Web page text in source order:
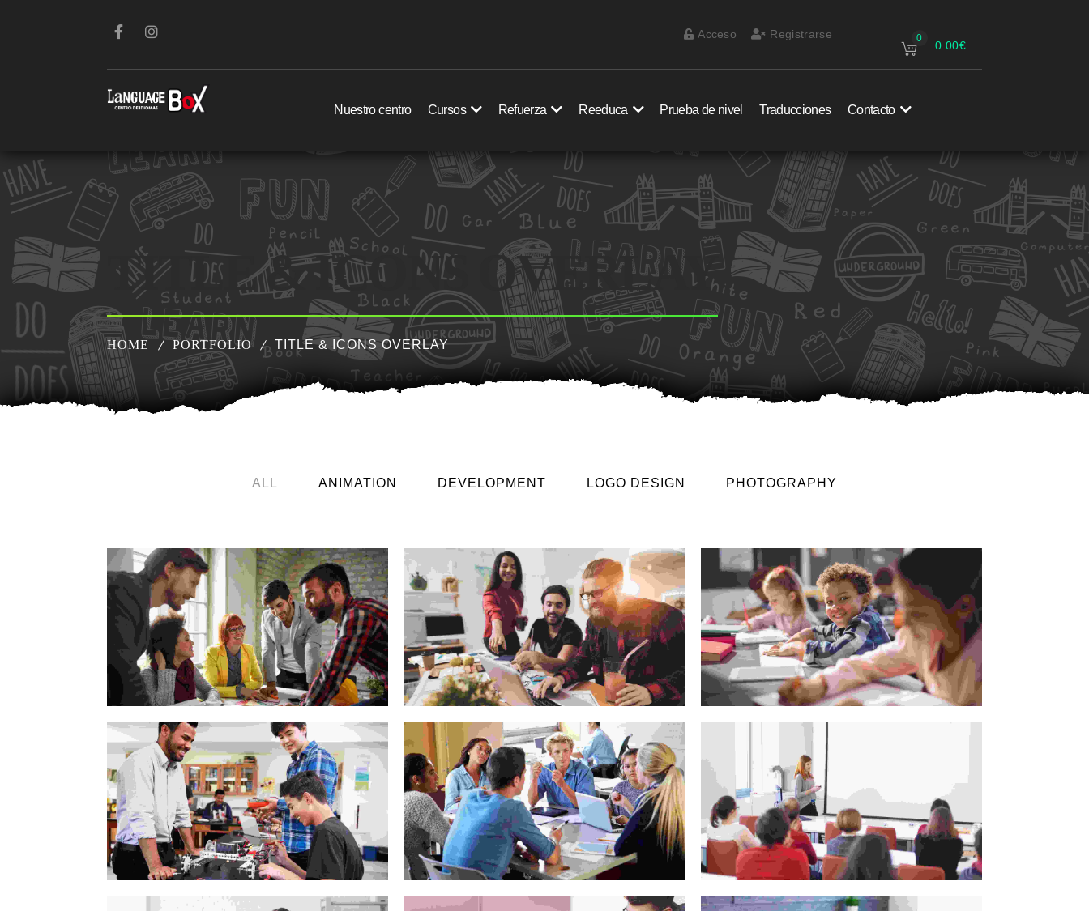
Acceso Registrarse 0
0.00€
Nuestro centro Cursos Refuerza Reeduca Prueba de nivel Traducciones Contacto
TITLE & ICONS OVERLAY
HOME PORTFOLIO TITLE & ICONS OVERLAY
ALL ANIMATION DEVELOPMENT LOGO DESIGN PHOTOGRAPHY